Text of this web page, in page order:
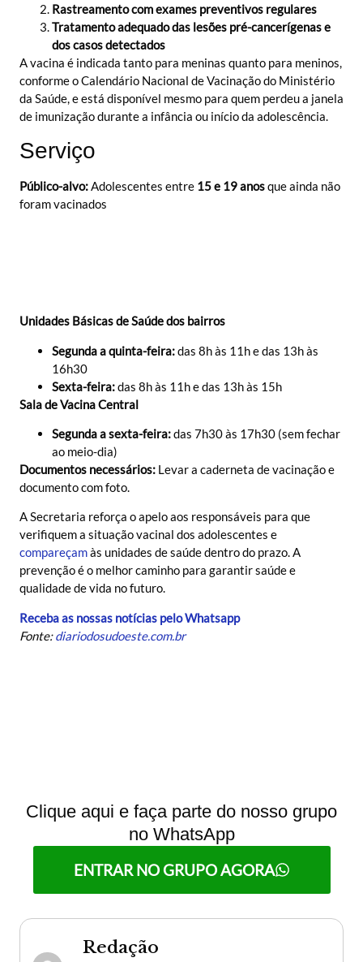
Rastreamento com exames preventivos regulares
Tratamento adequado das lesões pré-cancerígenas e
dos casos detectados
A vacina é indicada tanto para meninas quanto para meninos,
conforme o Calendário Nacional de Vacinação do Ministério
da Saúde, e está disponível mesmo para quem perdeu a janela
de imunização durante a infância ou início da adolescência.
Serviço
Público-alvo:Adolescentes entre 15 e 19 anosque ainda não
foram vacinados
Unidades Básicas de Saúde dos bairros
Segunda a quinta-feira:das 8h às 11h e das 13h às
16h30
Sexta-feira:das 8h às 11h e das 13h às 15h
Sala de Vacina Central
Segunda a sexta-feira:das 7h30 às 17h30 (sem fechar
ao meio-dia)
Documentos necessários: Levar a caderneta de vacinação e
documento com foto.
A Secretaria reforça o apelo aos responsáveis para que
verifiquem a situação vacinal dos adolescentes e
compareçamàs unidades de saúde dentro do prazo. A
prevenção é o melhor caminho para garantir saúde e
qualidade de vida no futuro.
Receba as nossas notícias pelo Whatsapp
Fonte:diariodosudoeste.com.br
Clique aqui e faça parte do nosso grupo
no WhatsApp
ENTRAR NO GRUPO AGORA
Redação